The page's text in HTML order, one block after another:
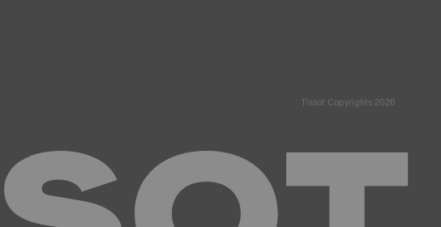
Tissot Copyrights 2026